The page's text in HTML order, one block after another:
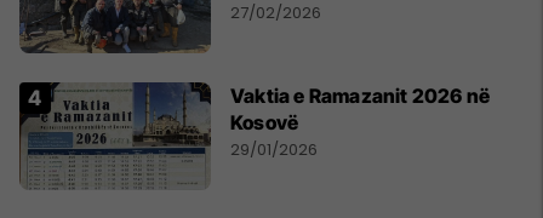
27/02/2026
Vaktia e Ramazanit 2026 në
Kosovë
29/01/2026